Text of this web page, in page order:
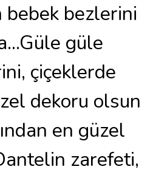
bebek bezlerini
güle
çiçeklerde
dekoru olsun
en güzel
zarefeti,